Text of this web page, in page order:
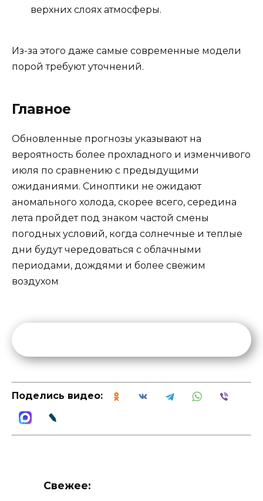
верхних слоях атмосферы.
Из-за этого даже самые современные модели
порой требуют уточнений.
Главное
Обновленные прогнозы указывают на
вероятность более прохладного и изменчивого
июля по сравнению с предыдущими
ожиданиями. Синоптики не ожидают
аномального холода, скорее всего, середина
лета пройдет под знаком частой смены
погодных условий, когда солнечные и теплые
дни будут чередоваться с облачными
периодами, дождями и более свежим
воздухом
Поделись видео:
Свежее: